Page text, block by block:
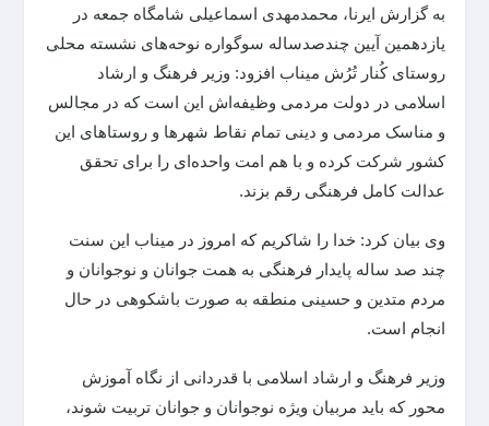
به گزارش ایرنا، محمدمهدی اسماعیلی شامگاه جمعه در
یازدهمین آیین چندصدساله سوگواره نوحه‌های نشسته محلی
روستای کُنار تُرُش میناب افزود: وزیر فرهنگ و ارشاد
اسلامی در دولت مردمی وظیفه‌اش این است که در مجالس
و مناسک مردمی و دینی تمام نقاط شهر‌ها و روستا‌های این
کشور شرکت کرده و با هم امت واحده‌ای را برای تحقق
عدالت کامل فرهنگی رقم بزند.
وی بیان کرد: خدا را شاکریم که امروز در میناب این سنت
چند صد ساله پایدار فرهنگی به همت جوانان و نوجوانان و
مردم متدین و حسینی منطقه به صورت باشکوهی در حال
انجام است.
وزیر فرهنگ و ارشاد اسلامی با قدردانی از نگاه آموزش
محور که باید مربیان ویژه نوجوانان و جوانان تربیت شوند،